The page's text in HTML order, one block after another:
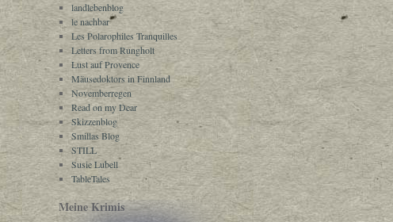
landlebenblog
le nachbar
Les Polarophiles Tranquilles
Letters from Rungholt
Lust auf Provence
Mäusedoktors in Finnland
Novemberregen
Read on my Dear
Skizzenblog
Smillas Blog
STILL
Susie Lubell
TableTales
Meine Krimis